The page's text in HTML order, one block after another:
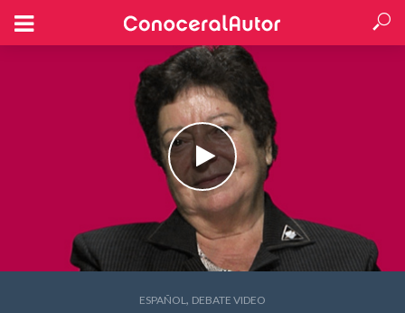
ESPAÑOL, DEBATE VIDEO